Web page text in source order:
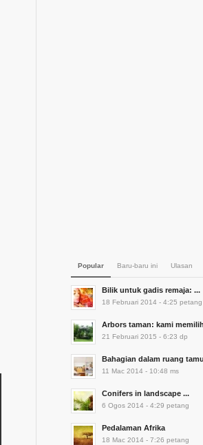
Popular Baru-baru ini Ulasan
Bilik untuk gadis remaja: ...
18 Februari 2014 - 4:25 petang
Arbors taman: kami
21 Februari 2015 - 6:23 dp
Bahagian dalam ruang
11 Mac 2014 - 10:48 ms
Conifers in landscape ...
6 Ogos 2014 - 4:29 petang
Pedalaman Afrika
18 Mac 2014 - 7:26 petang